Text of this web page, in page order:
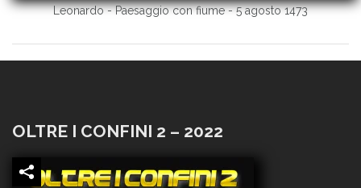
Leonardo - Paesaggio con fiume - 5 agosto 1473
OLTRE I CONFINI 2 – 2022